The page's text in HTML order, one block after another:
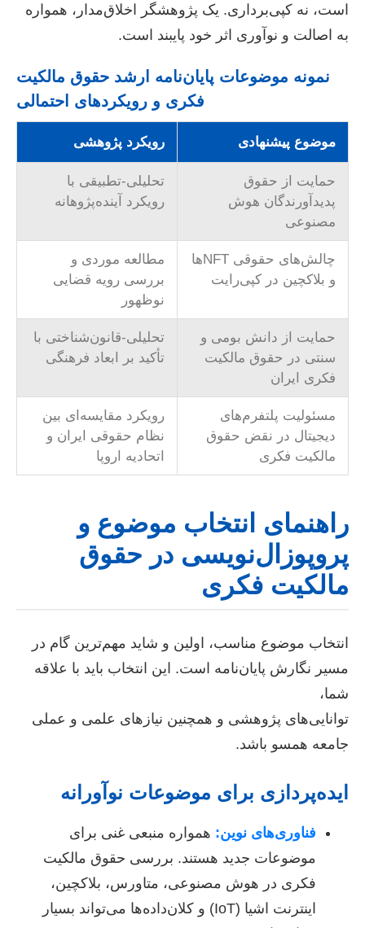
است، نه کپی‌برداری. یک پژوهشگر اخلاق‌مدار، همواره
به اصالت و نوآوری اثر خود پایبند است.
نمونه موضوعات پایان‌نامه ارشد حقوق مالکیت
فکری و رویکردهای احتمالی
موضوع پیشنهادی رویکرد پژوهشی
حمایت از حقوق
پدیدآورندگان هوش
مصنوعی
تحلیلی-تطبیقی با
رویکرد آینده‌پژوهانه
چالش‌های حقوقی NFTها
و بلاکچین در کپی‌رایت
مطالعه موردی و
بررسی رویه قضایی
نوظهور
حمایت از دانش بومی و
سنتی در حقوق مالکیت
فکری ایران
تحلیلی-قانون‌شناختی با
تأکید بر ابعاد فرهنگی
مسئولیت پلتفرم‌های
دیجیتال در نقض حقوق
مالکیت فکری
رویکرد مقایسه‌ای بین
نظام حقوقی ایران و
اتحادیه اروپا
راهنمای انتخاب موضوع و
پروپوزال‌نویسی در حقوق
مالکیت فکری
انتخاب موضوع مناسب، اولین و شاید مهم‌ترین گام در
مسیر نگارش پایان‌نامه است. این انتخاب باید با علاقه
شما،
توانایی‌های پژوهشی و همچنین نیازهای علمی و عملی
جامعه همسو باشد.
ایده‌پردازی برای موضوعات نوآورانه
فناوری‌های نوین: همواره منبعی غنی برای
موضوعات جدید هستند. بررسی حقوق مالکیت
فکری در هوش مصنوعی، متاورس، بلاکچین،
اینترنت اشیا (IoT) و کلان‌داده‌ها می‌تواند بسیار